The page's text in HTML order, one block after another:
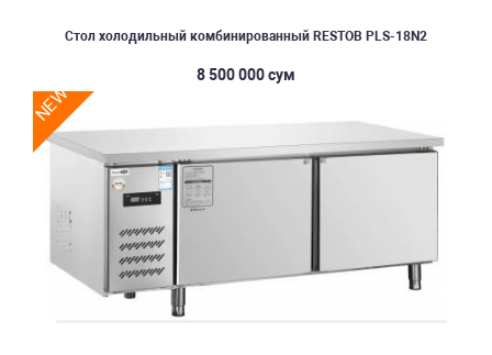
Стол холодильный комбинированный RESTOB PLS-18N2
8 500 000 сум
NEW